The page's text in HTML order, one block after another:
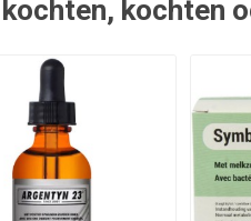
kochten